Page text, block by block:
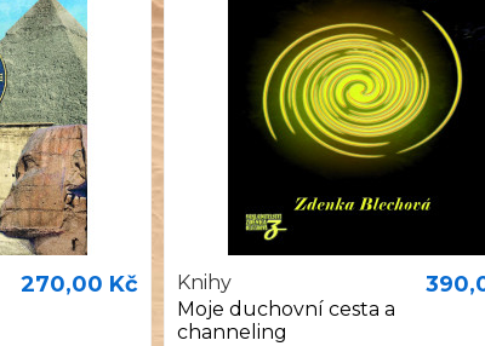
270,00 Kč
Knihy
Moje duchovní cesta a
channeling